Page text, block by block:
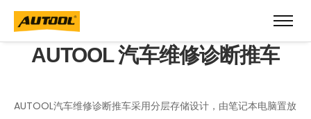
AUTOOL 汽车维修诊断推车
AUTOOL汽车维修诊断推车采用分层存储设计，由笔记本电脑置放